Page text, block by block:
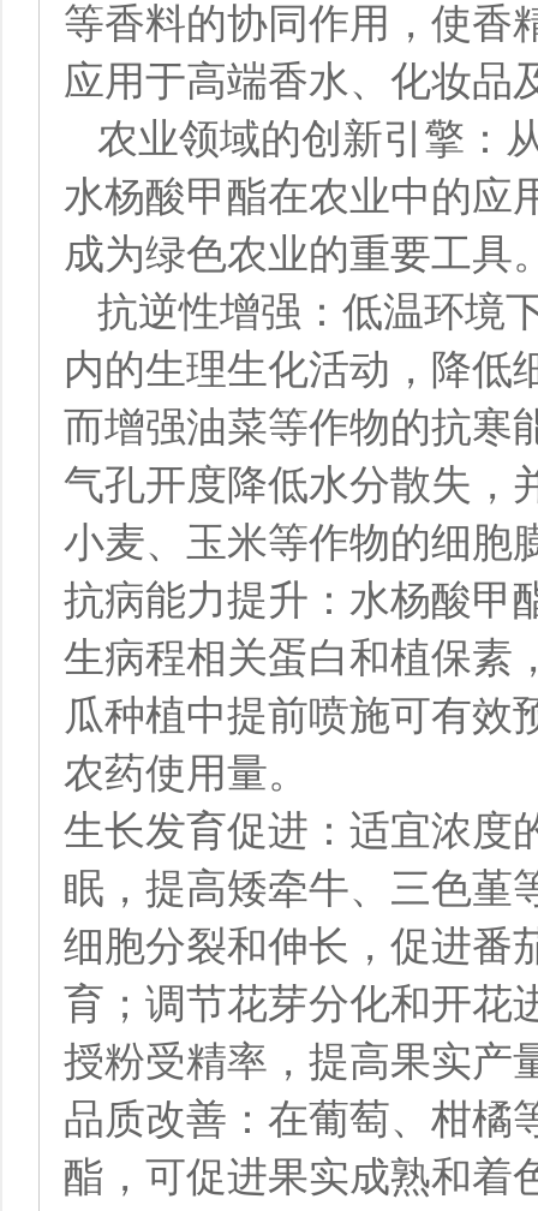
等香料的协同作用，使香
应用于高端香水、化妆品
农业领域的创新引擎：
水杨酸甲酯在农业中的应
成为绿色农业的重要工具
抗逆性增强：低温环境
内的生理生化活动，降低
而增强油菜等作物的抗寒
气孔开度降低水分散失，
小麦、玉米等作物的细胞
抗病能力提升：水杨酸甲
生病程相关蛋白和植保素
瓜种植中提前喷施可有效
农药使用量。
生长发育促进：适宜浓度
眠，提高矮牵牛、三色堇
细胞分裂和伸长，促进番
育；调节花芽分化和开花
授粉受精率，提高果实产
品质改善：在葡萄、柑橘
酯，可促进果实成熟和着